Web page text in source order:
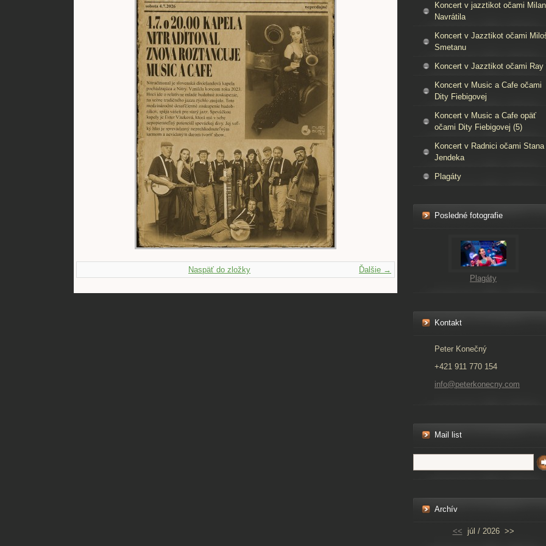
Ďalšie →
Naspäť do zložky
Koncert v jazztikot očami
Navrátila
Koncert v Jazztikot očami
Smetanu
Koncert v Jazztikot očami Ray
Koncert v Music a Cafe očami
Dity Fiebigovej
Koncert v Music a Cafe opäť
očami Dity Fiebigovej (5)
Koncert v Radnici očami Stana
Jendeka
Plagáty
Posledné fotografie
Plagáty
Kontakt
Peter Konečný
+421 911 770 154
info@peterkonecny.com
Mail list
Archív
<< júl / 2026 >>